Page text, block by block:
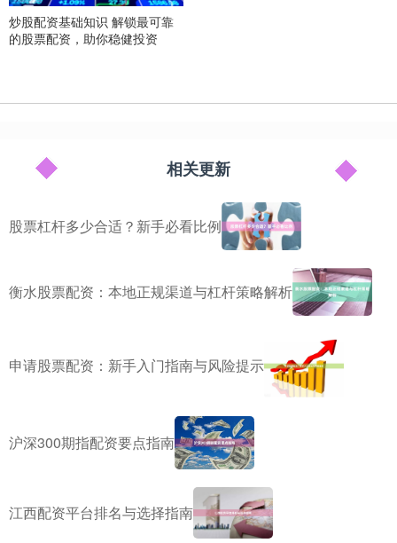
炒股配资基础知识 解锁最可靠
的股票配资，助你稳健投资
相关更新
股票杠杆多少合适？新手必看比例
衡水股票配资：本地正规渠道与杠杆策略解析
申请股票配资：新手入门指南与风险提示
沪深300期指配资要点指南
江西配资平台排名与选择指南